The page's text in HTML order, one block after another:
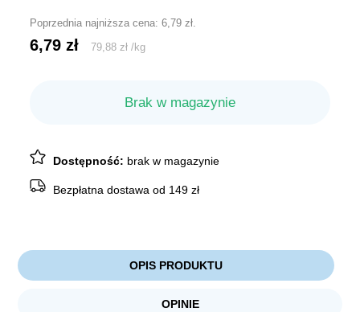
Poprzednia najniższa cena:6,79zł.
6,79zł 79,88zł /kg
Brak w magazynie
Dostępność: brak w magazynie
Bezpłatna dostawa od 149 zł
OPIS PRODUKTU
OPINIE